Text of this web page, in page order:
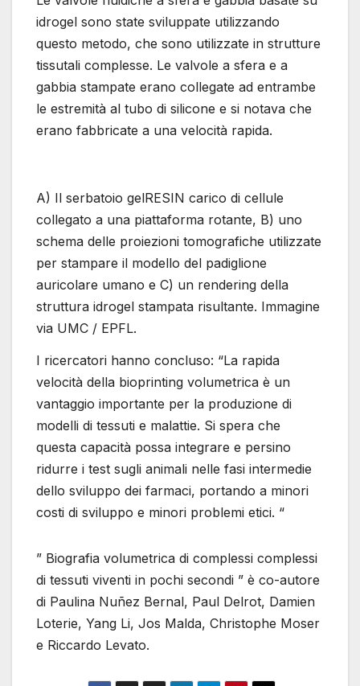
idrogel sono state sviluppate utilizzando
questo metodo, che sono utilizzate in strutture
tissutali complesse. Le valvole a sfera e a
gabbia stampate erano collegate ad entrambe
le estremità al tubo di silicone e si notava che
erano fabbricate a una velocità rapida.
A) Il serbatoio gelRESIN carico di cellule
collegato a una piattaforma rotante, B) uno
schema delle proiezioni tomografiche utilizzate
per stampare il modello del padiglione
auricolare umano e C) un rendering della
struttura idrogel stampata risultante. Immagine
via UMC / EPFL.
I ricercatori hanno concluso: “La rapida
velocità della bioprinting volumetrica è un
vantaggio importante per la produzione di
modelli di tessuti e malattie. Si spera che
questa capacità possa integrare e persino
ridurre i test sugli animali nelle fasi intermedie
dello sviluppo dei farmaci, portando a minori
costi di sviluppo e minori problemi etici. “
” Biografia volumetrica di complessi complessi
di tessuti viventi in pochi secondi ” è co-autore
di Paulina Nuñez Bernal, Paul Delrot, Damien
Loterie, Yang Li, Jos Malda, Christophe Moser
e Riccardo Levato.